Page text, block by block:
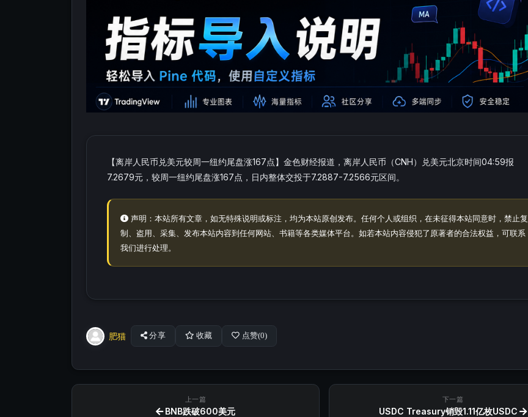
【离岸人民币兑美元较周一纽约尾盘涨167点】金色财经报道，离岸人民币（CNH）兑美元北京时间04:59报
7.2679元，较周一纽约尾盘涨167点，日内整体交投于7.2887-7.2566元区间。
声明：本站所有文章，如无特殊说明或标注，均为本站原创发布。任何个人或组织，在未征得本站同意时，禁止复
制、盗用、采集、发布本站内容到任何网站、书籍等各类媒体平台。如若本站内容侵犯了原著者的合法权益，可联系
我们进行处理。
肥猫 分享 收藏 点赞(0)
上一篇
BNB跌破600美元
下一篇
USDC Treasury销毁1.11亿枚USDC